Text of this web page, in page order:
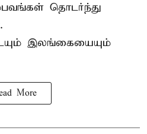
தொடர்ந்து
இலங்கையையும்
More